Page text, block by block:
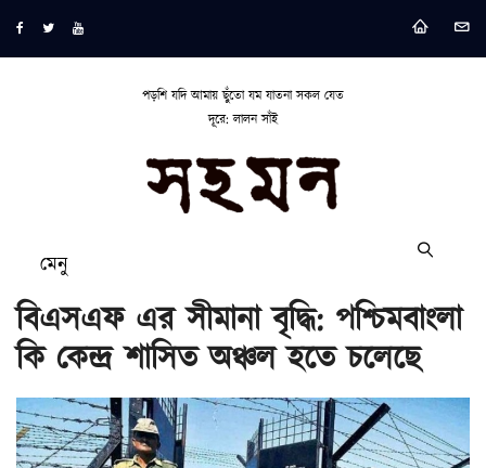
পড়শি যদি আমায় ছুঁতো যম যাতনা সকল যেত
দূরে: লালন সাঁই
মেনু
বিএসএফ এর সীমানা বৃদ্ধি: পশ্চিমবাংলা
কি কেন্দ্র শাসিত অঞ্চল হতে চলেছে